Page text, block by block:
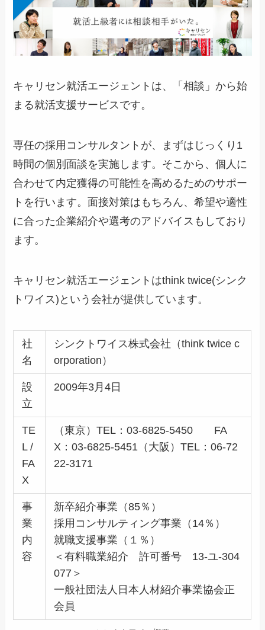
キャリセン就活エージェントは、「相談」から始
まる就活支援サービスです。
専任の採用コンサルタントが、まずはじっくり1
時間の個別面談を実施します。そこから、個人に
合わせて内定獲得の可能性を高めるためのサポー
トを行います。面接対策はもちろん、希望や適性
に合った企業紹介や選考のアドバイスもしており
ます。
キャリセン就活エージェントはthink twice(シンク
トワイス)という会社が提供しています。
社
名
シンクトワイス株式会社（think twice c
orporation）
設
立
2009年3月4日
TE
L /
FA
X
（東京）TEL：03-6825-5450 FA
X：03-6825-5451（大阪）TEL：06-72
22-3171
事
業
内
容
新卒紹介事業（85％）
採用コンサルティング事業（14％）
就職支援事業（１％）
＜有料職業紹介 許可番号 13-ユ-304
077＞
一般社団法人日本人材紹介事業協会正
会員